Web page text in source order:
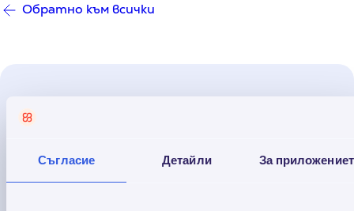
Съгласие Детайли За
Обратно към всички
Прочети още